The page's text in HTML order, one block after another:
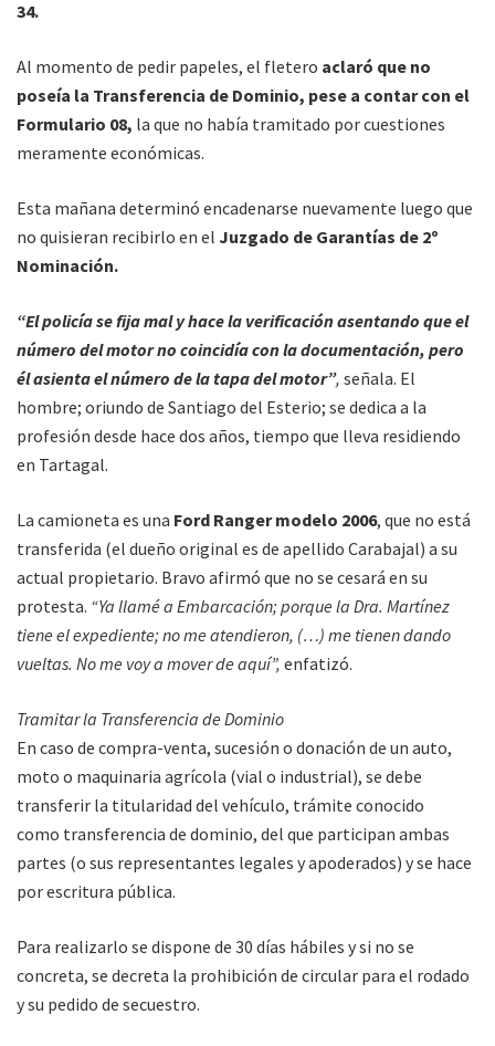
34.
Al momento de pedir papeles, el fletero aclaró que no
poseía la Transferencia de Dominio, pese a contar con el
Formulario 08, la que no había tramitado por cuestiones
meramente económicas.
Esta mañana determinó encadenarse nuevamente luego que
no quisieran recibirlo en el Juzgado de Garantías de 2º
Nominación.
“El policía se fija mal y hace la verificación asentando que el
número del motor no coincidía con la documentación, pero
él asienta el número de la tapa del motor”, señala. El
hombre; oriundo de Santiago del Esterio; se dedica a la
profesión desde hace dos años, tiempo que lleva residiendo
en Tartagal.
La camioneta es una Ford Ranger modelo 2006, que no está
transferida (el dueño original es de apellido Carabajal) a su
actual propietario. Bravo afirmó que no se cesará en su
protesta. “Ya llamé a Embarcación; porque la Dra. Martínez
tiene el expediente; no me atendieron, (…) me tienen dando
vueltas. No me voy a mover de aquí”, enfatizó.
Tramitar la Transferencia de Dominio
En caso de compra-venta, sucesión o donación de un auto,
moto o maquinaria agrícola (vial o industrial), se debe
transferir la titularidad del vehículo, trámite conocido
como transferencia de dominio, del que participan ambas
partes (o sus representantes legales y apoderados) y se hace
por escritura pública.
Para realizarlo se dispone de 30 días hábiles y si no se
concreta, se decreta la prohibición de circular para el rodado
y su pedido de secuestro.